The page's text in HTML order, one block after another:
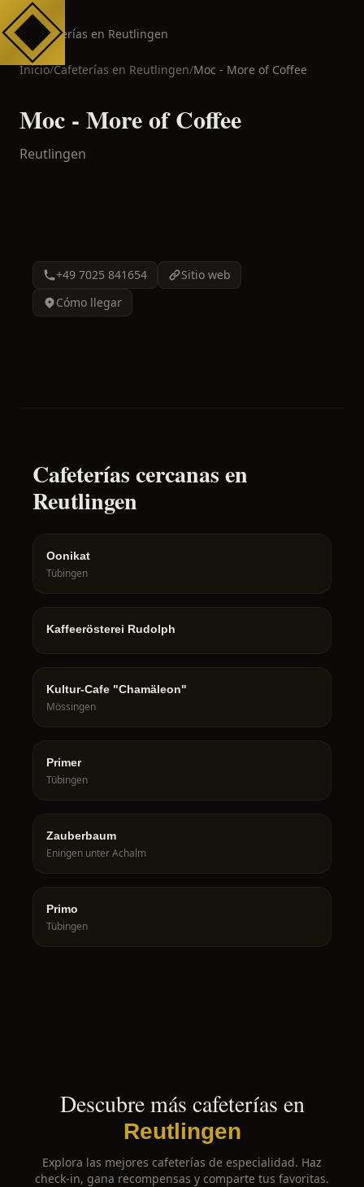
Cafeterías en Reutlingen
Inicio/Cafeterías en Reutlingen/Moc - More of Coffee
Moc - More of Coffee
Reutlingen
+49 7025 841654
Sitio web
Cómo llegar
Cafeterías cercanas en
Reutlingen
Oonikat
Tübingen
Kaffeerösterei Rudolph
Kultur-Cafe "Chamäleon"
Mössingen
Primer
Tübingen
Zauberbaum
Eningen unter Achalm
Primo
Tübingen
Descubre más cafeterías en
Reutlingen
Explora las mejores cafeterías de especialidad. Haz
check-in, gana recompensas y comparte tus favoritas.